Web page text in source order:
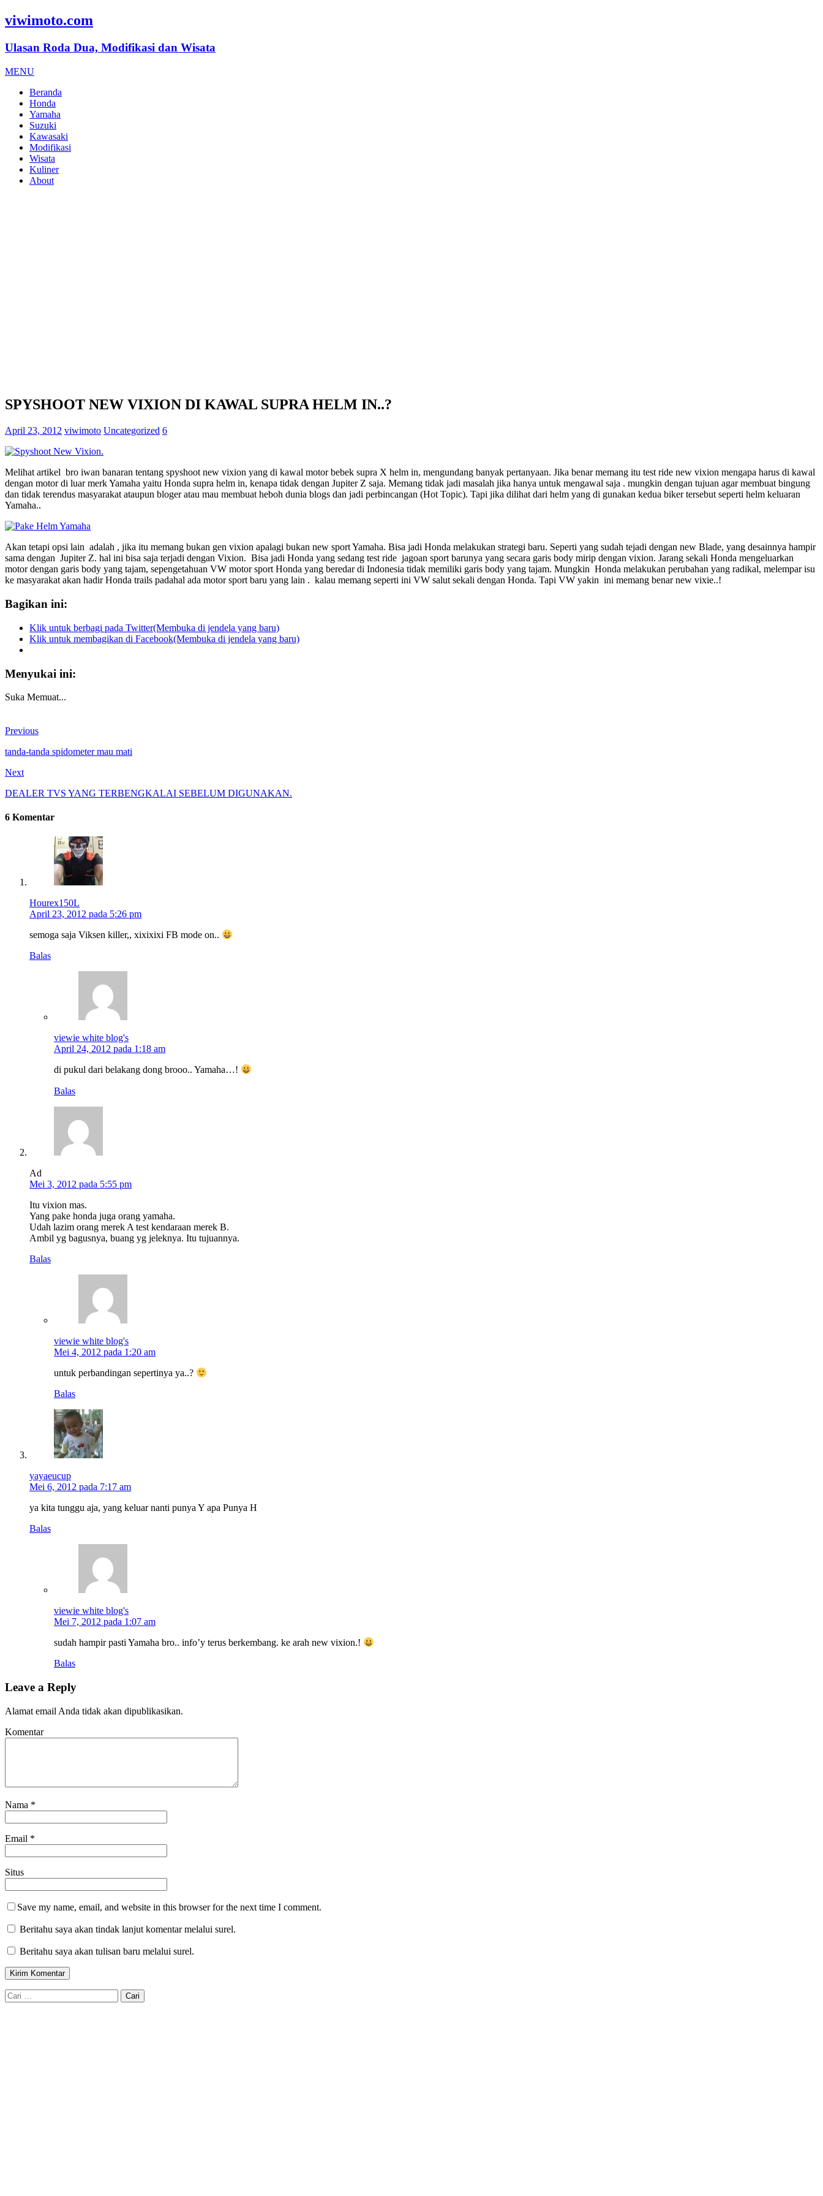
viwimoto.com
Ulasan Roda Dua, Modifikasi dan Wisata
MENU
Beranda
Honda
Yamaha
Suzuki
Kawasaki
Modifikasi
Wisata
Kuliner
About
SPYSHOOT NEW VIXION DI KAWAL SUPRA HELM IN..?
April 23, 2012 viwimoto Uncategorized 6
Melihat artikel bro iwan banaran tentang spyshoot new vixion yang di kawal motor bebek supra X helm in, mengundang banyak pertanyaan. Jika benar memang itu test ride new vixion mengapa harus di kawal
dengan motor di luar merk Yamaha yaitu Honda supra helm in, kenapa tidak dengan Jupiter Z saja. Memang tidak jadi masalah jika hanya untuk mengawal saja . mungkin dengan tujuan agar membuat bingung
dan tidak terendus masyarakat ataupun bloger atau mau membuat heboh dunia blogs dan jadi perbincangan (Hot Topic). Tapi jika dilihat dari helm yang di gunakan kedua biker tersebut seperti helm keluaran
Yamaha..
Akan tetapi opsi lain adalah , jika itu memang bukan gen vixion apalagi bukan new sport Yamaha. Bisa jadi Honda melakukan strategi baru. Seperti yang sudah tejadi dengan new Blade, yang desainnya hampir
sama dengan Jupiter Z. hal ini bisa saja terjadi dengan Vixion. Bisa jadi Honda yang sedang test ride jagoan sport barunya yang secara garis body mirip dengan vixion. Jarang sekali Honda mengeluarkan
motor dengan garis body yang tajam, sepengetahuan VW motor sport Honda yang beredar di Indonesia tidak memiliki garis body yang tajam. Mungkin Honda melakukan perubahan yang radikal, melempar isu
ke masyarakat akan hadir Honda trails padahal ada motor sport baru yang lain . kalau memang seperti ini VW salut sekali dengan Honda. Tapi VW yakin ini memang benar new vixie..!
Bagikan ini:
Klik untuk berbagi pada Twitter(Membuka di jendela yang baru)
Klik untuk membagikan di Facebook(Membuka di jendela yang baru)
Menyukai ini:
Suka Memuat...
Previous
tanda-tanda spidometer mau mati
Next
DEALER TVS YANG TERBENGKALAI SEBELUM DIGUNAKAN.
6 Komentar
Hourex150L
April 23, 2012 pada 5:26 pm
semoga saja Viksen killer,, xixixixi FB mode on..
Balas
viewie white blog's
April 24, 2012 pada 1:18 am
di pukul dari belakang dong brooo.. Yamaha…!
Balas
Ad
Mei 3, 2012 pada 5:55 pm
Itu vixion mas.
Yang pake honda juga orang yamaha.
Udah lazim orang merek A test kendaraan merek B.
Ambil yg bagusnya, buang yg jeleknya. Itu tujuannya.
Balas
viewie white blog's
Mei 4, 2012 pada 1:20 am
untuk perbandingan sepertinya ya..?
Balas
yayaeucup
Mei 6, 2012 pada 7:17 am
ya kita tunggu aja, yang keluar nanti punya Y apa Punya H
Balas
viewie white blog's
Mei 7, 2012 pada 1:07 am
sudah hampir pasti Yamaha bro.. info’y terus berkembang. ke arah new vixion.!
Balas
Leave a Reply
Alamat email Anda tidak akan dipublikasikan.
Komentar
Nama *
Email *
Situs
Save my name, email, and website in this browser for the next time I comment.
Beritahu saya akan tindak lanjut komentar melalui surel.
Beritahu saya akan tulisan baru melalui surel.
Cari
untuk: